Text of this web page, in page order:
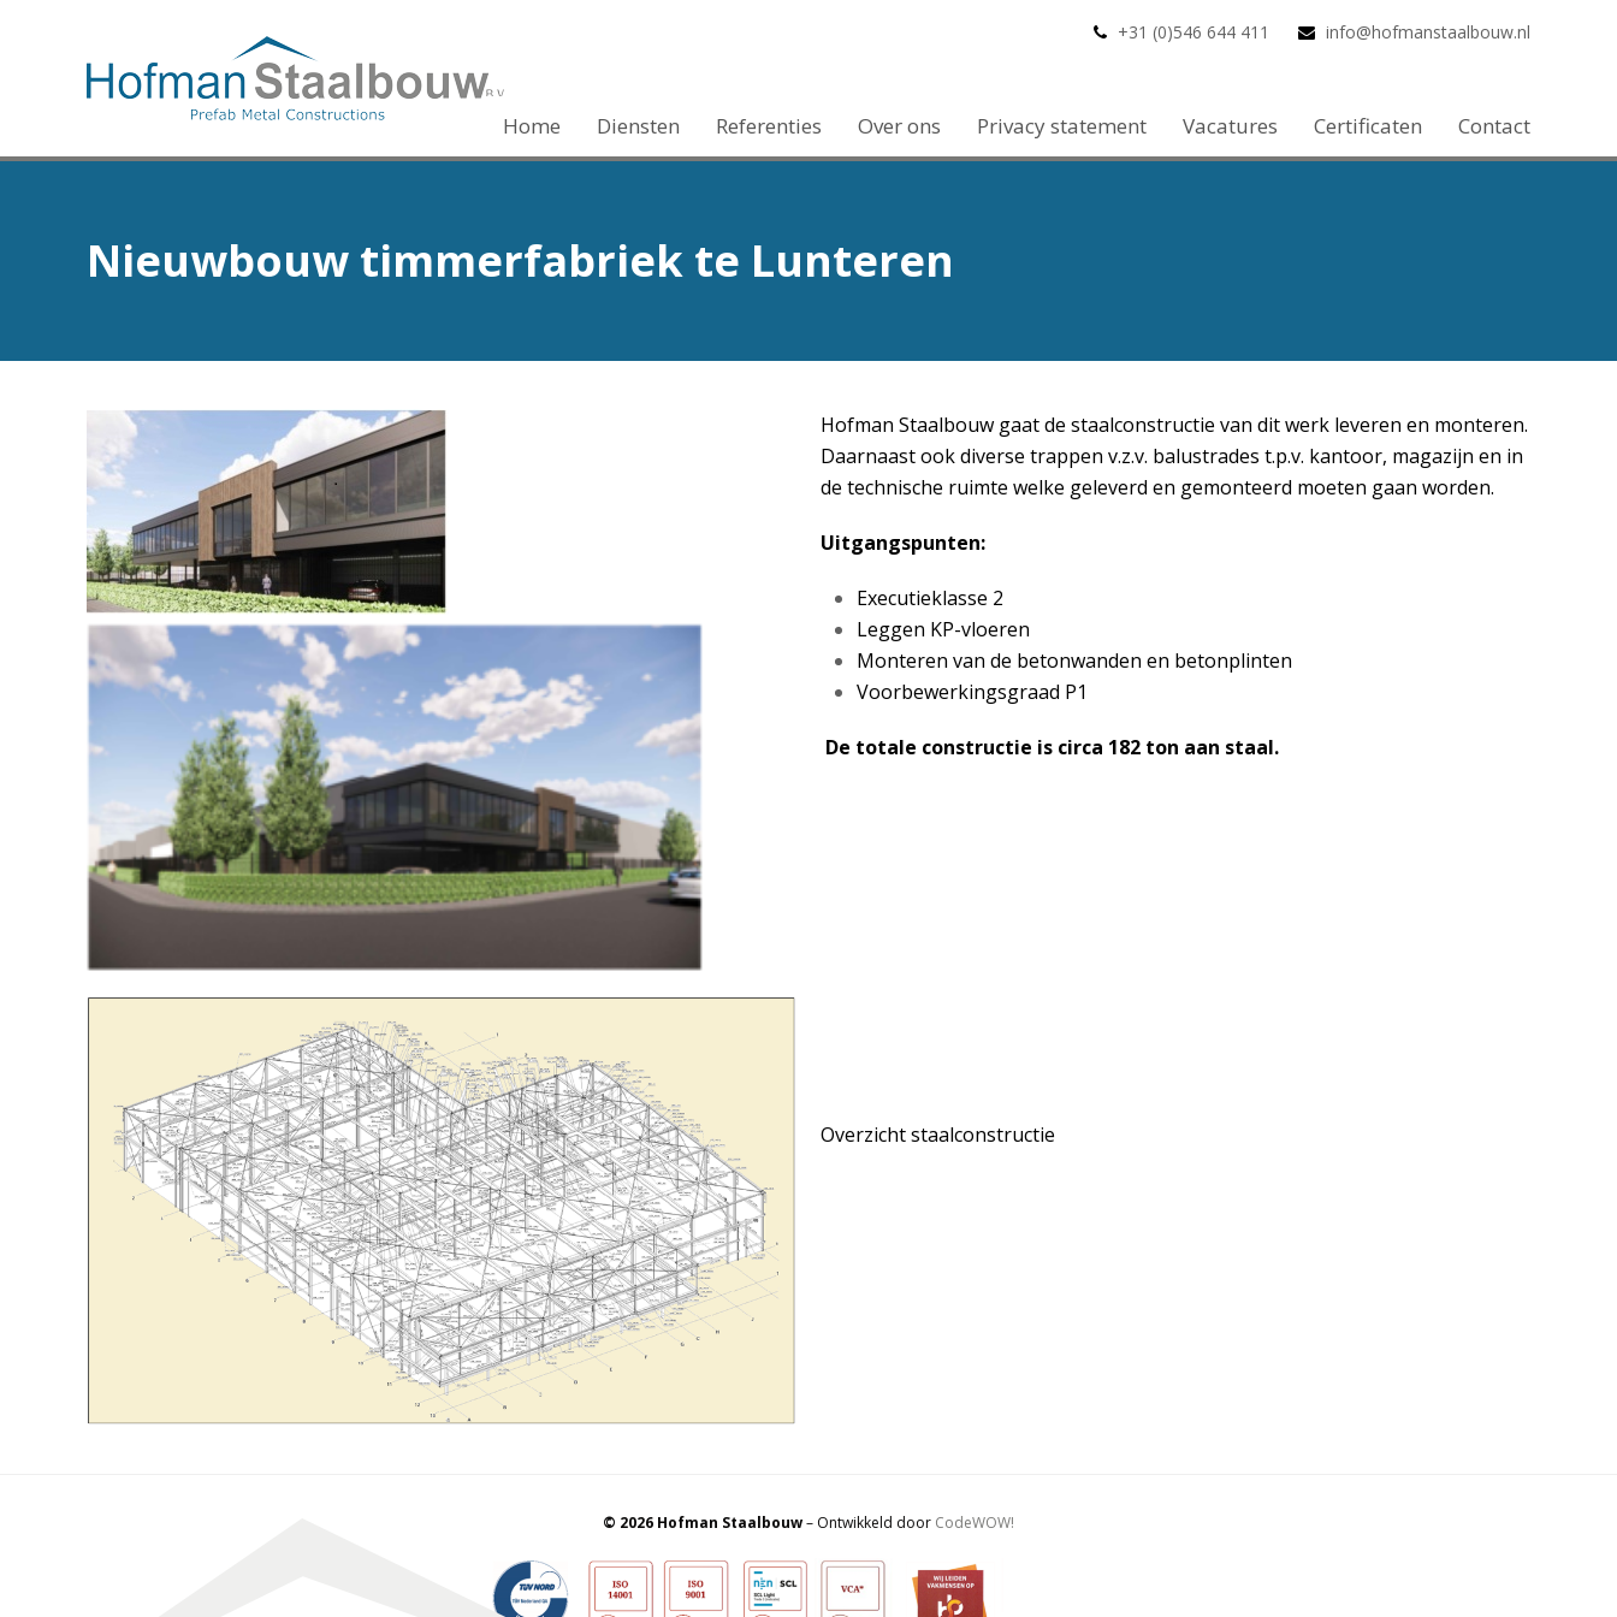
+31 (0)546 644 411 info@hofmanstaalbouw.nl
Home Diensten Referenties Over ons Privacy statement Vacatures Certificaten Contact
Nieuwbouw timmerfabriek te Lunteren
Hofman Staalbouw gaat de staalconstructie van dit werk leveren en monteren.
Daarnaast ook diverse trappen v.z.v. balustrades t.p.v. kantoor, magazijn en in
de technische ruimte welke geleverd en gemonteerd moeten gaan worden.
Uitgangspunten:
Executieklasse 2
Leggen KP-vloeren
Monteren van de betonwanden en betonplinten
Voorbewerkingsgraad P1
De totale constructie is circa 182 ton aan staal.
Overzicht staalconstructie
© 2026 Hofman Staalbouw– Ontwikkeld door CodeWOW!